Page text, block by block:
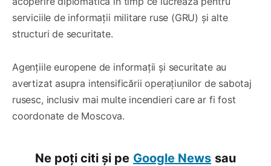
serviciile de informații militare ruse (GRU) și alte
structuri de securitate.
Agențiile europene de informații și securitate au
avertizat asupra intensificării operațiunilor de sabotaj
rusesc, inclusiv mai multe incendieri care ar fi fost
coordonate de Moscova.
Ne poți citi și pe Google News sau